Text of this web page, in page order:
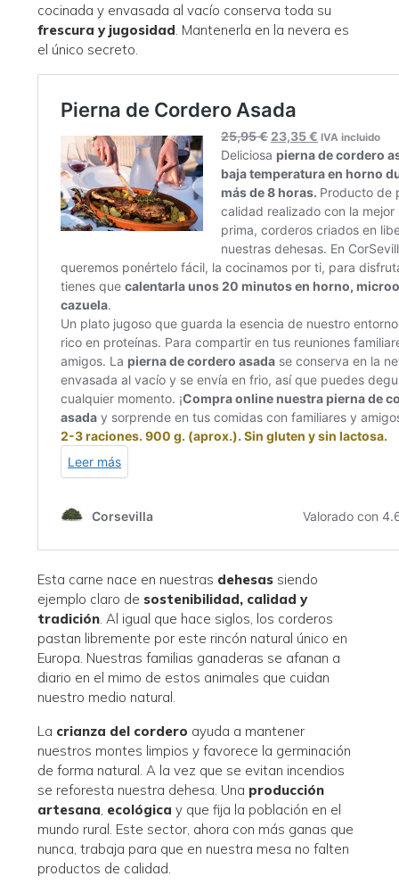
cocinada y envasada al vacío conserva toda su
frescura y jugosidad. Mantenerla en la nevera es
el único secreto.
Esta carne nace en nuestras dehesas siendo
ejemplo claro de sostenibilidad, calidad y
tradición. Al igual que hace siglos, los corderos
pastan libremente por este rincón natural único en
Europa. Nuestras familias ganaderas se afanan a
diario en el mimo de estos animales que cuidan
nuestro medio natural.
La crianza del cordero ayuda a mantener
nuestros montes limpios y favorece la germinación
de forma natural. A la vez que se evitan incendios
se reforesta nuestra dehesa. Una producción
artesana, ecológica y que fija la población en el
mundo rural. Este sector, ahora con más ganas que
nunca, trabaja para que en nuestra mesa no falten
productos de calidad.